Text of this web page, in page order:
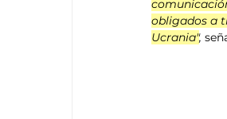
obligados a
Ucrania",